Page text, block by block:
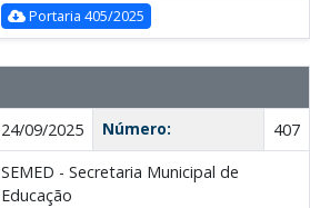
Portaria 405/2025
24/09/2025 Número:
407
SEMED - Secretaria Municipal de
Educação